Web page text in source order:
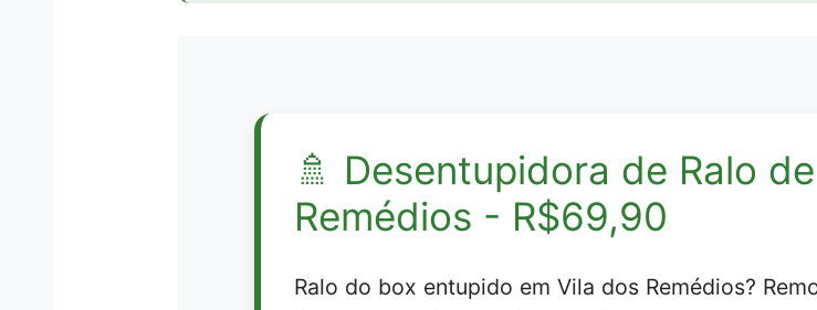
🚿 Desentupidora de Ralo
Remédios - R$69,90
Ralo do box entupido em Vila dos Remédios?